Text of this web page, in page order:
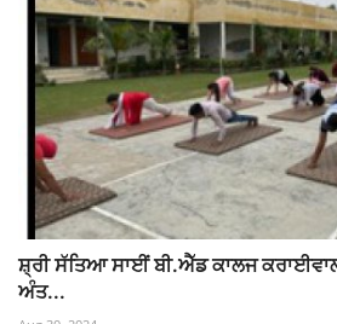
ਸ਼੍ਰੀ ਸੱਤਿਆ ਸਾਈਂ ਬੀ.ਐੱਡ ਕਾਲਜ
ਅੰਤ...